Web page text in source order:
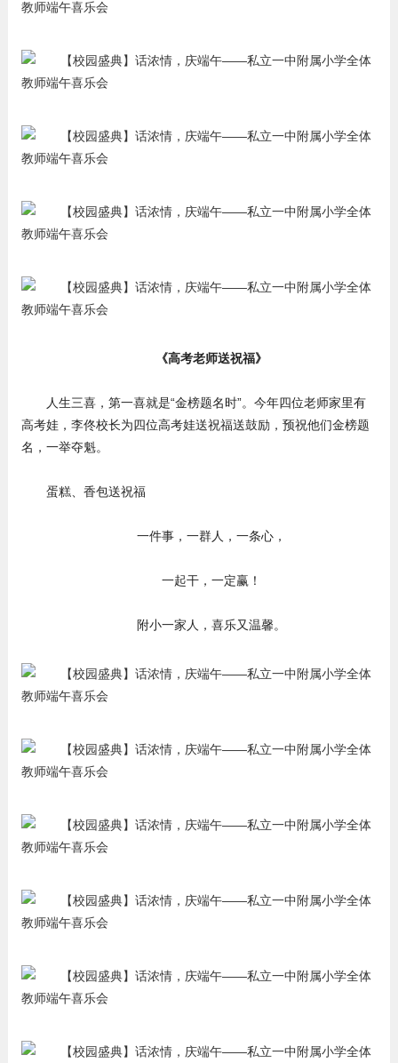
《高考老师送祝福》
人生三喜，第一喜就是“金榜题名时”。今年四位老师家里有
高考娃，李佟校长为四位高考娃送祝福送鼓励，预祝他们金榜题
名，一举夺魁。
蛋糕、香包送祝福
一件事，一群人，一条心，
一起干，一定赢！
附小一家人，喜乐又温馨。